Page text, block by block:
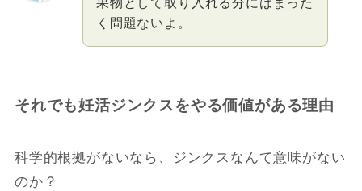
く問題ないよ。
それでも妊活ジンクスをやる価値がある理由
科学的根拠がないなら、ジンクスなんて意味がない
のか？